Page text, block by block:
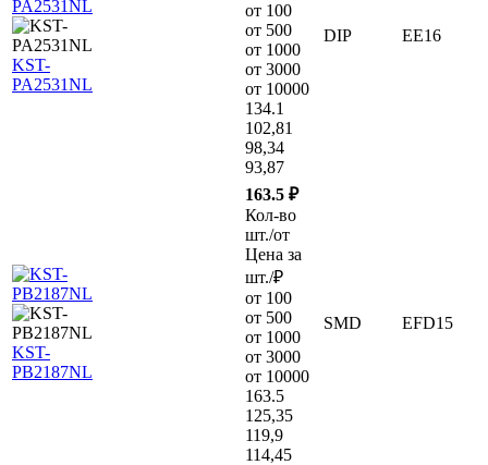
KST-
PA2531NL
от 100
от 500
от 1000
от 3000
от 10000
134.1
102,81
98,34
93,87
DIP EE16
KST-
PB2187NL
163.5 ₽
Кол-во
шт./от
Цена за
шт./₽
от 100
от 500
от 1000
от 3000
от 10000
163.5
125,35
119,9
114,45
SMD EFD15